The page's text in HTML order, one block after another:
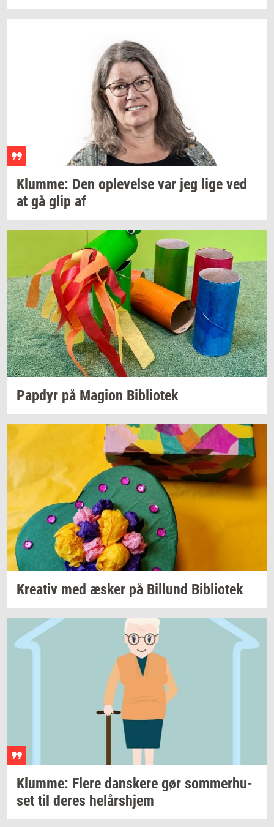
Klum­me: Den op­le­vel­se var jeg lige ved
at gå glip af
Pap­dyr på Magion Bi­bli­o­tek
Kre­a­tiv med æsker på Bil­lund Bi­bli­o­tek
Klum­me: Flere dan­ske­re gør som­mer­hu­
set til deres helårs­hjem